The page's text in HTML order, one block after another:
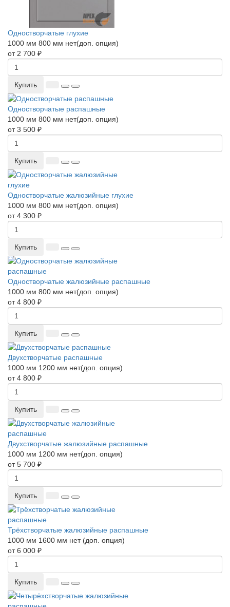
Одностворчатые глухие
1000 мм 800 мм нет(доп. опция)
от 2 700 ₽
Купить
Одностворчатые распашные
1000 мм 800 мм нет(доп. опция)
от 3 500 ₽
Купить
Одностворчатые жалюзийные глухие
1000 мм 800 мм нет(доп. опция)
от 4 300 ₽
Купить
Одностворчатые жалюзийные распашные
1000 мм 800 мм нет(доп. опция)
от 4 800 ₽
Купить
Двухстворчатые распашные
1000 мм 1200 мм нет(доп. опция)
от 4 800 ₽
Купить
Двухстворчатые жалюзийные распашные
1000 мм 1200 мм нет(доп. опция)
от 5 700 ₽
Купить
Трёхстворчатые жалюзийные распашные
1000 мм 1600 мм нет (доп. опция)
от 6 000 ₽
Купить